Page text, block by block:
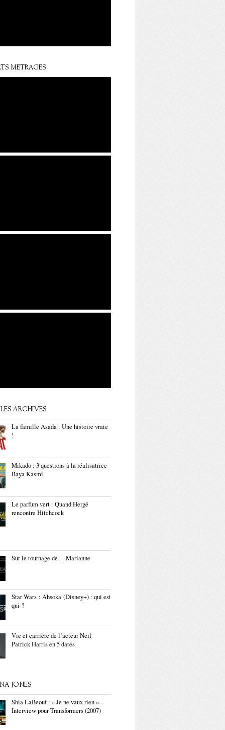
METRAGES
ARCHIVES
La famille Asada : Une histoire vraie
!
Mikado : 3 questions à la réalisatrice
Baya Kasmi
Le parfum vert : Quand Hergé
rencontre Hitchcock
Sur le tournage de… Marianne
Star Wars : Ahsoka (Disney+) : qui est
qui ?
Vie et carrière de l’acteur Neil
Patrick Harris en 5 dates
JONES
Shia LaBeouf : « Je ne vaux rien » –
Interview pour Transformers (2007)